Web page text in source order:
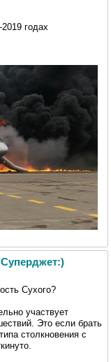
годах
Сухого?
участвует
Это если брать
столкновения с